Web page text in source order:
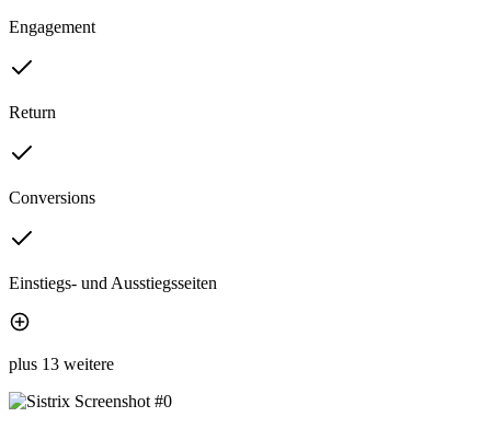
Engagement
Return
Conversions
Einstiegs- und Ausstiegsseiten
plus 13 weitere